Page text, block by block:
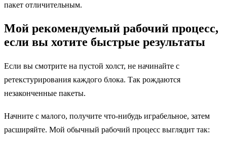
пакет отличительным.
Мой рекомендуемый рабочий процесс,
если вы хотите быстрые результаты
Если вы смотрите на пустой холст, не начинайте с
ретекстурирования каждого блока. Так рождаются
незаконченные пакеты.
Начните с малого, получите что-нибудь играбельное, затем
расширяйте. Мой обычный рабочий процесс выглядит так: